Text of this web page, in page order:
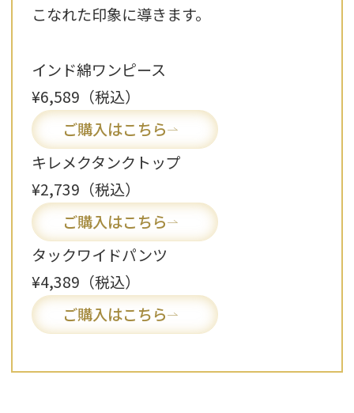
こなれた印象に導きます。
インド綿ワンピース
¥6,589（税込）
ご購入はこちら
キレメクタンクトップ
¥2,739（税込）
ご購入はこちら
タックワイドパンツ
¥4,389（税込）
ご購入はこちら